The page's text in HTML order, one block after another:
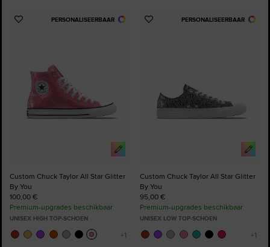
PERSONALISEERBAAR
Voeg
Custom Chuck Taylor All Star Glitter
By You
100,00 €
Premium-upgrades beschikbaar
UNISEX HIGH TOP-SCHOEN
PERSONALISEERBAAR
Voeg
Custom Chuck Taylor All Star Glitter
By You
95,00 €
Premium-upgrades beschikbaar
UNISEX LOW TOP-SCHOEN